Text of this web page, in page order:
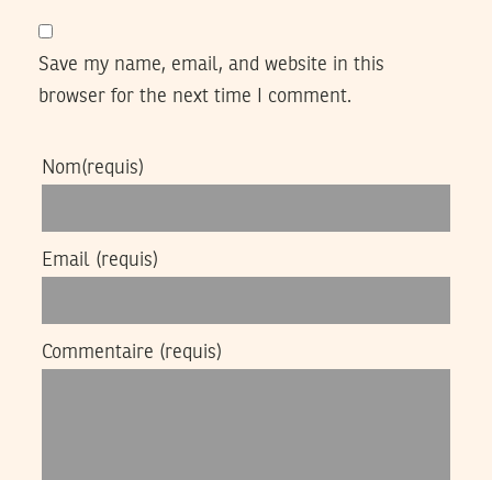
Save my name, email, and website in this
browser for the next time I comment.
Nom(requis)
Email (requis)
Commentaire (requis)